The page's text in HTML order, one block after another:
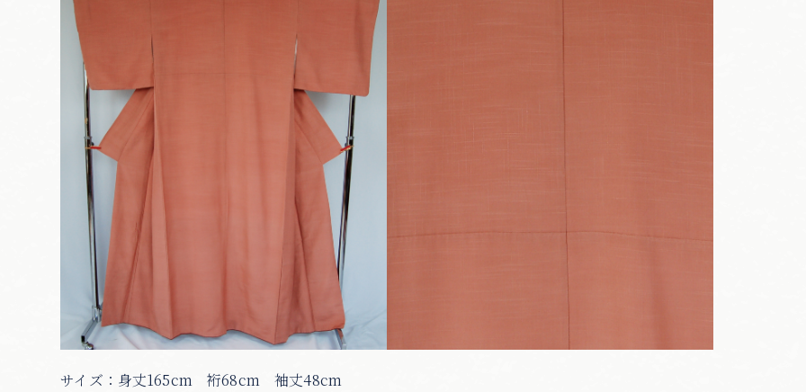
サイズ：身丈165cm 裄68cm 袖丈48cm